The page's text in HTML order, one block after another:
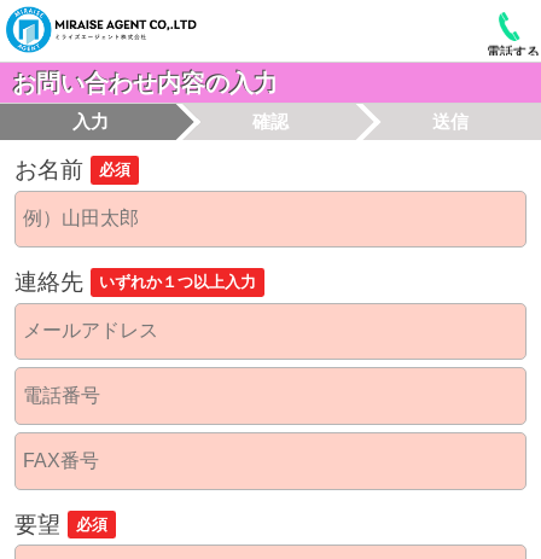
電話する
お問い合わせ内容の入力
入力 確認 送信
お名前 必須
連絡先 いずれか１つ以上入力
要望 必須